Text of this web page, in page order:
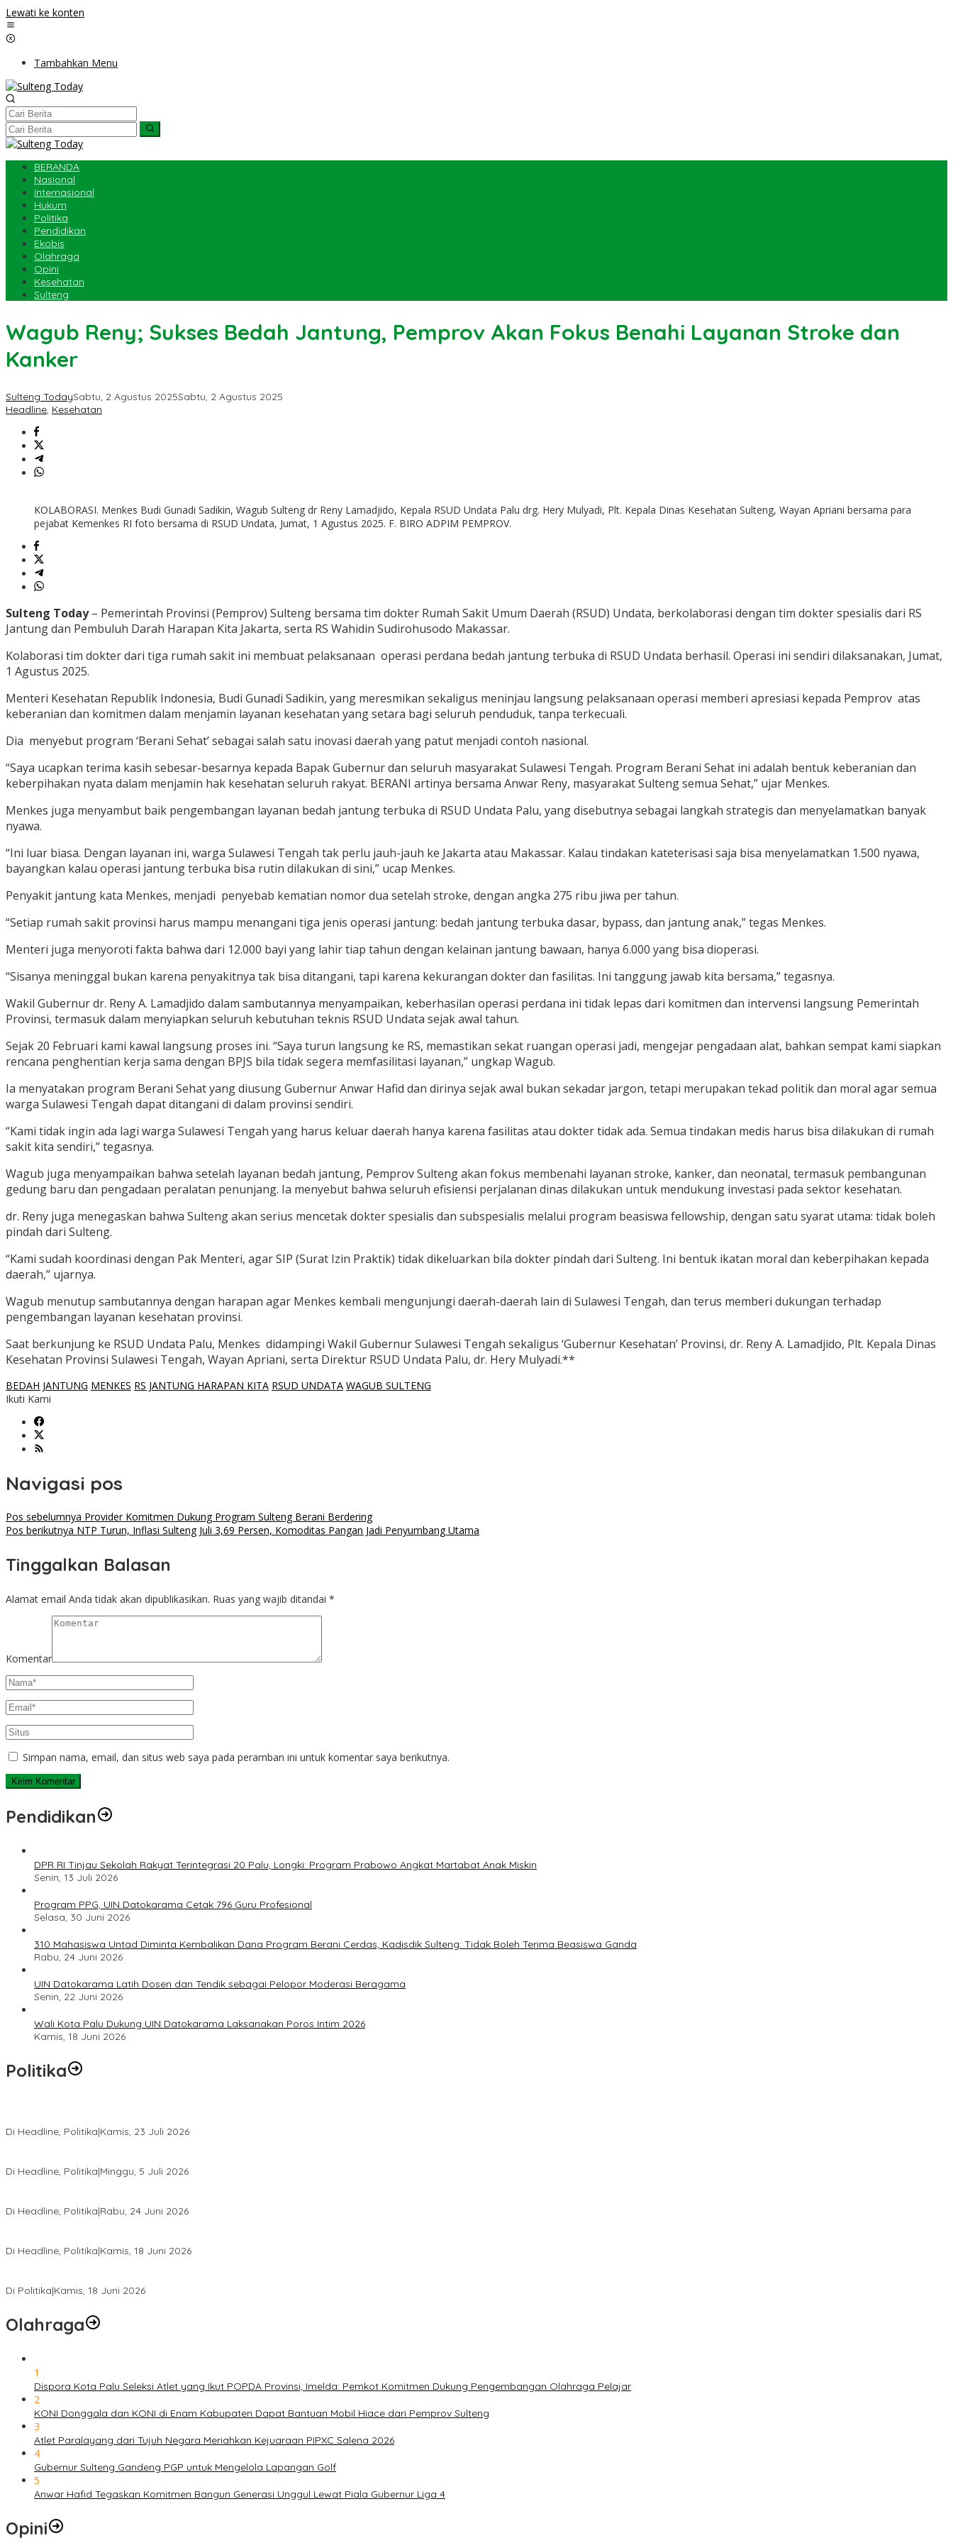
Lewati ke konten
Tambahkan Menu
BERANDA
Nasional
Internasional
Hukum
Politika
Pendidikan
Ekobis
Olahraga
Opini
Kesehatan
Sulteng
Wagub Reny; Sukses Bedah Jantung, Pemprov Akan Fokus Benahi Layanan Stroke dan
Kanker
Sulteng TodaySabtu, 2 Agustus 2025Sabtu, 2 Agustus 2025
Headline, Kesehatan
KOLABORASI. Menkes Budi Gunadi Sadikin, Wagub Sulteng dr Reny Lamadjido, Kepala RSUD Undata Palu drg. Hery Mulyadi, Plt. Kepala Dinas Kesehatan Sulteng, Wayan Apriani bersama para
pejabat Kemenkes RI foto bersama di RSUD Undata, Jumat, 1 Agustus 2025. F. BIRO ADPIM PEMPROV.
Sulteng Today– Pemerintah Provinsi (Pemprov) Sulteng bersama tim dokter Rumah Sakit Umum Daerah (RSUD) Undata, berkolaborasi dengan tim dokter spesialis dari RS
Jantung dan Pembuluh Darah Harapan Kita Jakarta, serta RS Wahidin Sudirohusodo Makassar.
Kolaborasi tim dokter dari tiga rumah sakit ini membuat pelaksanaan operasi perdana bedah jantung terbuka di RSUD Undata berhasil. Operasi ini sendiri dilaksanakan, Jumat,
1 Agustus 2025.
Menteri Kesehatan Republik Indonesia, Budi Gunadi Sadikin, yang meresmikan sekaligus meninjau langsung pelaksanaan operasi memberi apresiasi kepada Pemprov atas
keberanian dan komitmen dalam menjamin layanan kesehatan yang setara bagi seluruh penduduk, tanpa terkecuali.
Dia menyebut program ‘Berani Sehat’ sebagai salah satu inovasi daerah yang patut menjadi contoh nasional.
“Saya ucapkan terima kasih sebesar-besarnya kepada Bapak Gubernur dan seluruh masyarakat Sulawesi Tengah. Program Berani Sehat ini adalah bentuk keberanian dan
keberpihakan nyata dalam menjamin hak kesehatan seluruh rakyat. BERANI artinya bersama Anwar Reny, masyarakat Sulteng semua Sehat,” ujar Menkes.
Menkes juga menyambut baik pengembangan layanan bedah jantung terbuka di RSUD Undata Palu, yang disebutnya sebagai langkah strategis dan menyelamatkan banyak
nyawa.
“Ini luar biasa. Dengan layanan ini, warga Sulawesi Tengah tak perlu jauh-jauh ke Jakarta atau Makassar. Kalau tindakan kateterisasi saja bisa menyelamatkan 1.500 nyawa,
bayangkan kalau operasi jantung terbuka bisa rutin dilakukan di sini,” ucap Menkes.
Penyakit jantung kata Menkes, menjadi penyebab kematian nomor dua setelah stroke, dengan angka 275 ribu jiwa per tahun.
“Setiap rumah sakit provinsi harus mampu menangani tiga jenis operasi jantung: bedah jantung terbuka dasar, bypass, dan jantung anak,” tegas Menkes.
Menteri juga menyoroti fakta bahwa dari 12.000 bayi yang lahir tiap tahun dengan kelainan jantung bawaan, hanya 6.000 yang bisa dioperasi.
“Sisanya meninggal bukan karena penyakitnya tak bisa ditangani, tapi karena kekurangan dokter dan fasilitas. Ini tanggung jawab kita bersama,” tegasnya.
Wakil Gubernur dr. Reny A. Lamadjido dalam sambutannya menyampaikan, keberhasilan operasi perdana ini tidak lepas dari komitmen dan intervensi langsung Pemerintah
Provinsi, termasuk dalam menyiapkan seluruh kebutuhan teknis RSUD Undata sejak awal tahun.
Sejak 20 Februari kami kawal langsung proses ini. “Saya turun langsung ke RS, memastikan sekat ruangan operasi jadi, mengejar pengadaan alat, bahkan sempat kami siapkan
rencana penghentian kerja sama dengan BPJS bila tidak segera memfasilitasi layanan,” ungkap Wagub.
Ia menyatakan program Berani Sehat yang diusung Gubernur Anwar Hafid dan dirinya sejak awal bukan sekadar jargon, tetapi merupakan tekad politik dan moral agar semua
warga Sulawesi Tengah dapat ditangani di dalam provinsi sendiri.
“Kami tidak ingin ada lagi warga Sulawesi Tengah yang harus keluar daerah hanya karena fasilitas atau dokter tidak ada. Semua tindakan medis harus bisa dilakukan di rumah
sakit kita sendiri,” tegasnya.
Wagub juga menyampaikan bahwa setelah layanan bedah jantung, Pemprov Sulteng akan fokus membenahi layanan stroke, kanker, dan neonatal, termasuk pembangunan
gedung baru dan pengadaan peralatan penunjang. Ia menyebut bahwa seluruh efisiensi perjalanan dinas dilakukan untuk mendukung investasi pada sektor kesehatan.
dr. Reny juga menegaskan bahwa Sulteng akan serius mencetak dokter spesialis dan subspesialis melalui program beasiswa fellowship, dengan satu syarat utama: tidak boleh
pindah dari Sulteng.
“Kami sudah koordinasi dengan Pak Menteri, agar SIP (Surat Izin Praktik) tidak dikeluarkan bila dokter pindah dari Sulteng. Ini bentuk ikatan moral dan keberpihakan kepada
daerah,” ujarnya.
Wagub menutup sambutannya dengan harapan agar Menkes kembali mengunjungi daerah-daerah lain di Sulawesi Tengah, dan terus memberi dukungan terhadap
pengembangan layanan kesehatan provinsi.
Saat berkunjung ke RSUD Undata Palu, Menkes didampingi Wakil Gubernur Sulawesi Tengah sekaligus ‘Gubernur Kesehatan’ Provinsi, dr. Reny A. Lamadjido, Plt. Kepala Dinas
Kesehatan Provinsi Sulawesi Tengah, Wayan Apriani, serta Direktur RSUD Undata Palu, dr. Hery Mulyadi.**
BEDAH JANTUNG MENKES RS JANTUNG HARAPAN KITA RSUD UNDATA WAGUB SULTENG
Ikuti Kami
Navigasi pos
Pos sebelumnya Provider Komitmen Dukung Program Sulteng Berani Berdering
Pos berikutnya NTP Turun, Inflasi Sulteng Juli 3,69 Persen, Komoditas Pangan Jadi Penyumbang Utama
Tinggalkan Balasan
Alamat email Anda tidak akan dipublikasikan. Ruas yang wajib ditandai *
Komentar
Simpan nama, email, dan situs web saya pada peramban ini untuk komentar saya berikutnya.
Pendidikan
DPR RI Tinjau Sekolah Rakyat Terintegrasi 20 Palu, Longki: Program Prabowo Angkat Martabat Anak Miskin
Senin, 13 Juli 2026
Program PPG, UIN Datokarama Cetak 796 Guru Profesional
Selasa, 30 Juni 2026
310 Mahasiswa Untad Diminta Kembalikan Dana Program Berani Cerdas, Kadisdik Sulteng: Tidak Boleh Terima Beasiswa Ganda
Rabu, 24 Juni 2026
UIN Datokarama Latih Dosen dan Tendik sebagai Pelopor Moderasi Beragama
Senin, 22 Juni 2026
Wali Kota Palu Dukung UIN Datokarama Laksanakan Poros Intim 2026
Kamis, 18 Juni 2026
Politika
Di Headline, Politika|Kamis, 23 Juli 2026
Di Headline, Politika|Minggu, 5 Juli 2026
Di Headline, Politika|Rabu, 24 Juni 2026
Di Headline, Politika|Kamis, 18 Juni 2026
Di Politika|Kamis, 18 Juni 2026
Olahraga
1
Dispora Kota Palu Seleksi Atlet yang Ikut POPDA Provinsi, Imelda: Pemkot Komitmen Dukung Pengembangan Olahraga Pelajar
2
KONI Donggala dan KONI di Enam Kabupaten Dapat Bantuan Mobil Hiace dari Pemprov Sulteng
3
Atlet Paralayang dari Tujuh Negara Meriahkan Kejuaraan PIPXC Salena 2026
4
Gubernur Sulteng Gandeng PGP untuk Mengelola Lapangan Golf
5
Anwar Hafid Tegaskan Komitmen Bangun Generasi Unggul Lewat Piala Gubernur Liga 4
Opini